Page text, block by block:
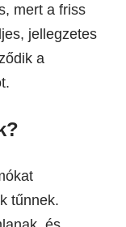
mert a friss
jellegzetes
a
tűnnek.